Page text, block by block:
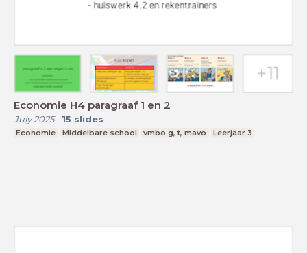
Economie H4 paragraaf 1 en 2
July 2025- 15 slides
Economie Middelbare school vmbo g, t, mavo Leerjaar 3